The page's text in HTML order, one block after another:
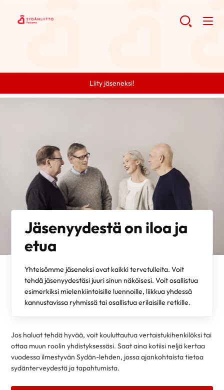
Liity jäseneksi!
Jäsenyydestä on iloa ja
etua
Yhteisömme jäseneksi ovat kaikki tervetulleita. Voit
tehdä jäsenyydestäsi juuri sinun näköisesi. Voit osallistua
esimerkiksi mielenkiintoisille luennoille, liikkua yhdessä
kannustavissa ryhmissä tai osallistua erilaisille retkille.
Jos haluat tehdä hyvää, voit kouluttautua vertaistukihenkilöksi tai
ottaa muun roolin yhdistyksessäsi. Saat aina kotiisi neljä kertaa
vuodessa ilmestyvän Sydän-lehden, jossa ajankohtaista tietoa
sydänterveydestä ja tapahtumista.